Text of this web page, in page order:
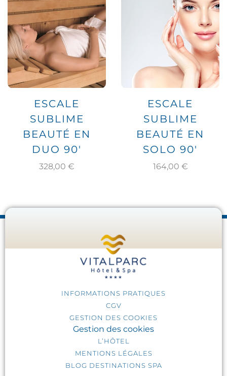
ESCALE
SUBLIME
BEAUTÉ EN
DUO 90′
328,00 €
ESCALE
SUBLIME
BEAUTÉ EN
SOLO 90′
164,00 €
INFORMATIONS PRATIQUES
CGV
GESTION DES COOKIES
Gestion des cookies
L’HÔTEL
MENTIONS LÉGALES
BLOG DESTINATIONS SPA